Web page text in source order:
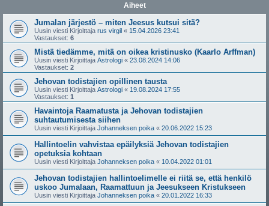
Aiheet
Jumalan järjestö – miten Jeesus kutsui sitä?
Uusin viesti Kirjoittaja rus virgil « 15.04.2026 23:41
Vastaukset: 6
Mistä tiedämme, mitä on oikea kristinusko (Kaarlo Arffman)
Uusin viesti Kirjoittaja Astrologi « 23.08.2024 14:06
Vastaukset: 2
Jehovan todistajien opillinen tausta
Uusin viesti Kirjoittaja Astrologi « 19.08.2024 17:55
Vastaukset: 1
Havaintoja Raamatusta ja Jehovan todistajien
suhtautumisesta siihen
Uusin viesti Kirjoittaja Johanneksen poika « 20.06.2022 15:23
Hallintoelin vahvistaa epäilyksiä Jehovan todistajien
opetuksia kohtaan
Uusin viesti Kirjoittaja Johanneksen poika « 10.04.2022 01:01
Jehovan todistajien hallintoelimelle ei riitä se, että henkilö
uskoo Jumalaan, Raamattuun ja Jeesukseen Kristukseen
Uusin viesti Kirjoittaja Johanneksen poika « 20.01.2022 16:33